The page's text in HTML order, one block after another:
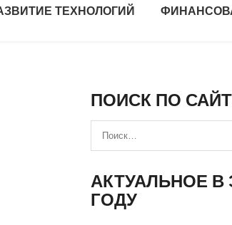
ТЕХНОЛОГИЙ
ПОИСК ПО
АКТУАЛЬНОЕ В
ГОДУ